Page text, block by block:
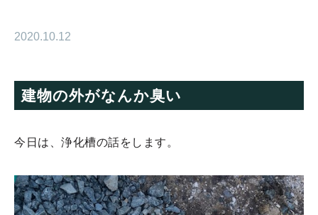
2020.10.12
建物の外がなんか臭い
今日は、浄化槽の話をします。